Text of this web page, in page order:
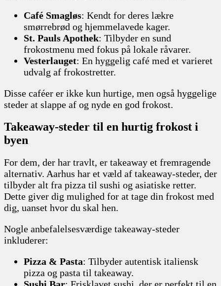
Café Smagløs: Kendt for deres lækre
smørrebrød og hjemmelavede kager.
St. Pauls Apothek: Tilbyder en sund
frokostmenu med fokus på lokale råvarer.
Vesterlauget: En hyggelig café med et varieret
udvalg af frokostretter.
Disse caféer er ikke kun hurtige, men også hyggelige
steder at slappe af og nyde en god frokost.
Takeaway-steder til en hurtig frokost i
byen
For dem, der har travlt, er takeaway et fremragende
alternativ. Aarhus har et væld af takeaway-steder, der
tilbyder alt fra pizza til sushi og asiatiske retter.
Dette giver dig mulighed for at tage din frokost med
dig, uanset hvor du skal hen.
Nogle anbefalelsesværdige takeaway-steder
inkluderer:
Pizza & Pasta: Tilbyder autentisk italiensk
pizza og pasta til takeaway.